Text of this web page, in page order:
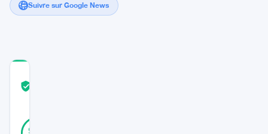
Suivre sur Google News
96